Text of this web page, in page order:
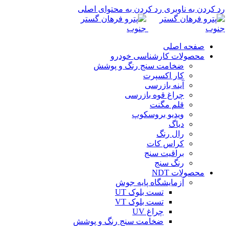
رد کردن به ناوبری رد کردن به محتوای اصلی
صفحه اصلی
محصولات کارشناسی خودرو
ضخامت سنج رنگ و پوشش
کار اکسپرت
آینه بازرسی
چراغ قوه بازرسی
قلم مگنت
ویدیو بروسکوپ
دیاگ
رال رنگ
کراس کات
براقیت سنج
رنگ سنج
محصولات NDT
آزمایشگاه پایه جوش
تست بلوک UT
تست بلوک VT
چراغ UV
ضخامت سنج رنگ و پوشش